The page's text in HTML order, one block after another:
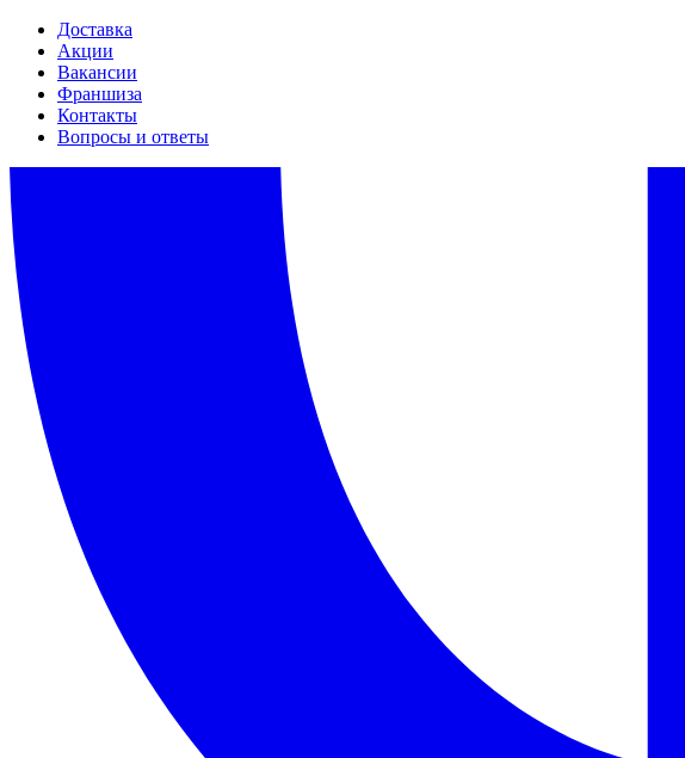
Доставка
Акции
Вакансии
Франшиза
Контакты
Вопросы и ответы